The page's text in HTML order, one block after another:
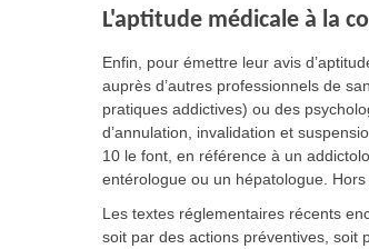
L'aptitude médicale à la
Enfin, pour émettre leur avis
auprès d’autres professionnels de
pratiques addictives) ou des
d’annulation, invalidation et
10 le font, en référence à un
entérologue ou un hépatologue.
Les textes réglementaires récents
soit par des actions préventives, soit